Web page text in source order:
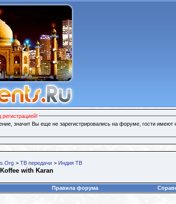
значит Вы еще не зарегистрировались на форуме, гости
> ТВ передачи > Индия ТВ
with Karan
Правила форума